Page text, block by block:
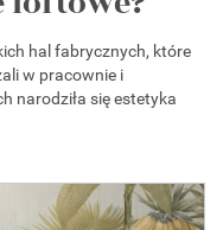
hal fabrycznych, które
w pracownie i
narodziła się estetyka